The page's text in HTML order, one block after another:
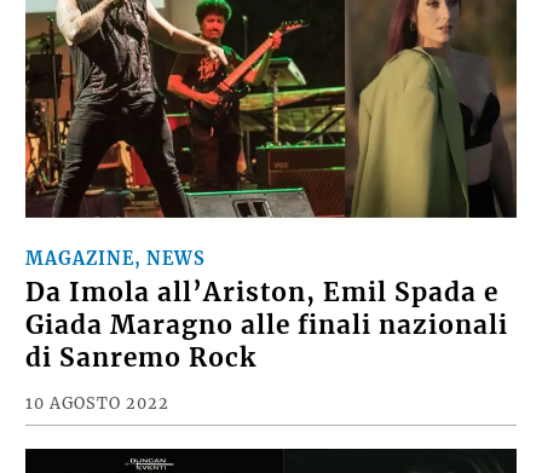
MAGAZINE, NEWS
Da Imola all’Ariston, Emil Spada e
Giada Maragno alle finali nazionali
di Sanremo Rock
10 AGOSTO 2022